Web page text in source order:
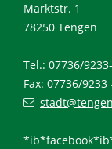
Marktstr. 1
78250 Tengen
Tel.: 07736/
Fax: 07736/